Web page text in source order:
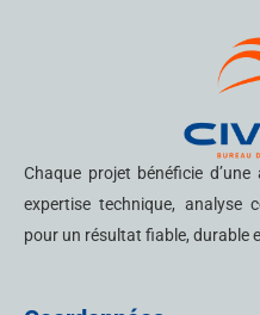
Chaque projet bénéficie
expertise technique, analyse
pour un résultat fiable, durable